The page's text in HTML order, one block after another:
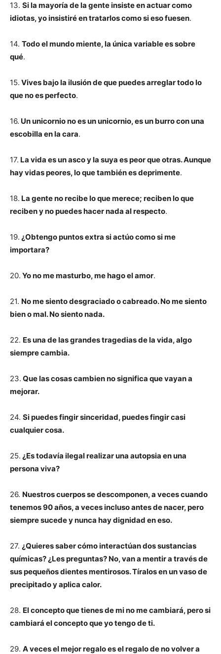
13. Si la mayoría de la gente insiste en actuar como
idiotas, yo insistiré en tratarlos como si eso fuesen.
14. Todo el mundo miente, la única variable es sobre
qué.
15. Vives bajo la ilusión de que puedes arreglar todo lo
que no es perfecto.
16. Un unicornio no es un unicornio, es un burro con una
escobilla en la cara.
17. La vida es un asco y la suya es peor que otras. Aunque
hay vidas peores, lo que también es deprimente.
18. La gente no recibe lo que merece; reciben lo que
reciben y no puedes hacer nada al respecto.
19. ¿Obtengo puntos extra si actúo como si me
importara?
20. Yo no me masturbo, me hago el amor.
21. No me siento desgraciado o cabreado. No me siento
bien o mal. No siento nada.
22. Es una de las grandes tragedias de la vida, algo
siempre cambia.
23. Que las cosas cambien no significa que vayan a
mejorar.
24. Si puedes fingir sinceridad, puedes fingir casi
cualquier cosa.
25. ¿Es todavía ilegal realizar una autopsia en una
persona viva?
26. Nuestros cuerpos se descomponen, a veces cuando
tenemos 90 años, a veces incluso antes de nacer, pero
siempre sucede y nunca hay dignidad en eso.
27. ¿Quieres saber cómo interactúan dos sustancias
químicas? ¿Les preguntas? No, van a mentir a través de
sus pequeños dientes mentirosos. Tíralos en un vaso de
precipitado y aplica calor.
28. El concepto que tienes de mi no me cambiará, pero si
cambiará el concepto que yo tengo de ti.
29. A veces el mejor regalo es el regalo de no volver a